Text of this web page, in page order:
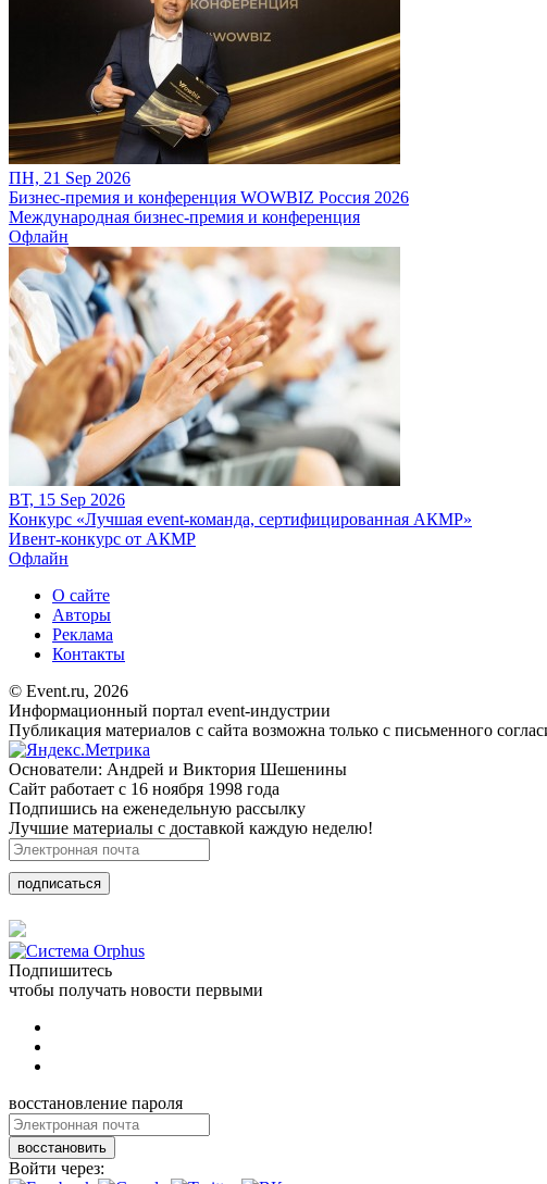
ПН, 21 Sep 2026
Бизнес-премия и конференция WOWBIZ Россия 2026
Международная бизнес-премия и конференция
Офлайн
ВТ, 15 Sep 2026
Конкурс «Лучшая event-команда, сертифицированная АКМР»
Ивент-конкурс от АКМР
Офлайн
О сайте
Авторы
Реклама
Контакты
© Event.ru, 2026
Информационный портал event-индустрии
Публикация материалов с сайта возможна только с письменного
Основатели: Андрей и Виктория Шешенины
Сайт работает с 16 ноября 1998 года
Подпишись на еженедельную рассылку
Лучшие материалы с доставкой каждую неделю!
подписаться
Подпишитесь
чтобы получать новости первыми
восстановление пароля
восстановить
Войти через: